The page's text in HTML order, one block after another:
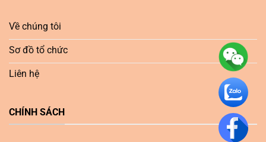
Về chúng tôi
Sơ đồ tổ chức
Liên hệ
CHÍNH SÁCH